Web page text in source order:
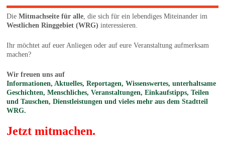
DieMitmachseite für alle, die sich für ein lebendiges Miteinander im
Westlichen Ringgebiet (WRG) interessieren.
Ihr möchtet auf euer Anliegen oder auf eure Veranstaltung aufmerksam
machen?
Wir freuen uns auf
Informationen, Aktuelles, Reportagen, Wissenswertes, unterhaltsame
Geschichten, Menschliches, Veranstaltungen, Einkaufstipps, Teilen
und Tauschen, Dienstleistungen und vieles mehr aus dem Stadtteil
WRG.
Jetzt mitmachen.